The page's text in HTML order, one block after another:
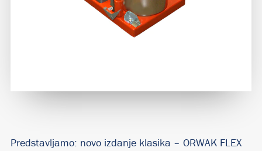
Predstavljamo: novo izdanje klasika – ORWAK FLEX